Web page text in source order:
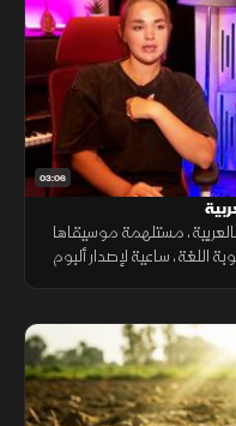
03:06
مستلهمة موسيقاها
اللغة، ساعية لإصدار ألبوم